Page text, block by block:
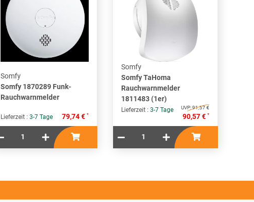
Somfy
Somfy 1870289 Funk-
Rauchwarnmelder
Lieferzeit : 3-7 Tage 79,74 € *
Somfy
Somfy TaHoma
Rauchwarnmelder
1811483 (1er)
Lieferzeit : 3-7 Tage UVP:91,57 €
90,57 € *